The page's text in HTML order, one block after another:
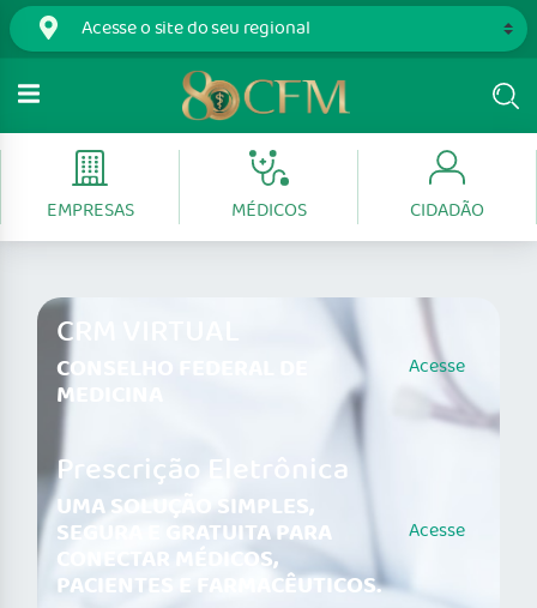
EMPRESAS MÉDICOS CIDADÃO
CRM VIRTUAL
CONSELHO FEDERAL DE
MEDICINA
Acesse
Prescrição Eletrônica
UMA SOLUÇÃO SIMPLES,
SEGURA E GRATUITA PARA
CONECTAR MÉDICOS,
PACIENTES E FARMACÊUTICOS.
Acesse